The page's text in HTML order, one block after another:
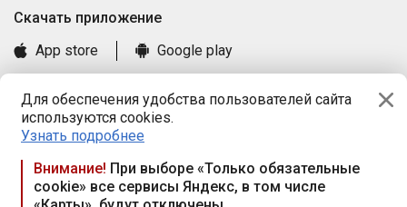
Для обеспечения удобства пользователей сайта
используются cookies.
Узнать подробнее
Внимание! При выборе «Только обязательные
cookie» все сервисы Яндекс, в том числе
Cкачать приложение
App store
Google play
Книга замечаний и предложений
Правила и документы
Praca.by © 2000—2026, ООО «ПРАЦА БАЙ»
Республика Беларусь, 220114, г. Минск, пр-т Независимости
117а, пом. № 9.